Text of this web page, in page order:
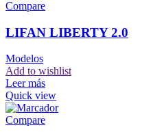
Compare
LIFAN LIBERTY 2.0
Modelos
Add to wishlist
Leer más
Quick view
Compare